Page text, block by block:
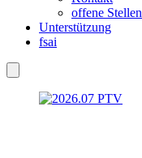
offene Stellen
Unterstützung
fsai